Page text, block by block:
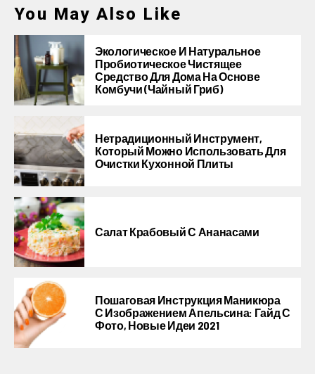
You May Also Like
Экологическое И Натуральное
Пробиотическое Чистящее
Средство Для Дома На Основе
Комбучи (чайный Гриб)
Нетрадиционный Инструмент,
Который Можно Использовать Для
Очистки Кухонной Плиты
Салат Крабовый С Ананасами
Пошаговая Инструкция Маникюра
С Изображением Апельсина: Гайд С
Фото, Новые Идеи 2021